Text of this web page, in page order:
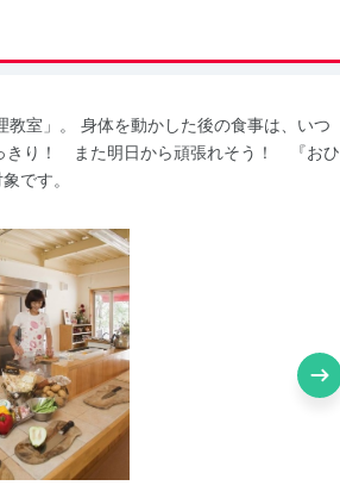
室」。 身体を動かした後の食事は、いつ
きり！ また明日から頑張れそう！ 『おひ
です。